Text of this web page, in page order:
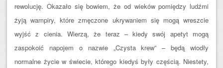
rewolucję. Okazało się bowiem, że od wieków pomiędzy ludźmi
żyją wampiry, które zmęczone ukrywaniem się mogą wreszcie
wyjść z cienia. Wierzą, że teraz – kiedy swój apetyt mogą
zaspokoić napojem o nazwie „Czysta krew” – będą wiodły
normalne życie w świecie, którego kiedyś były częścią. Niestety,